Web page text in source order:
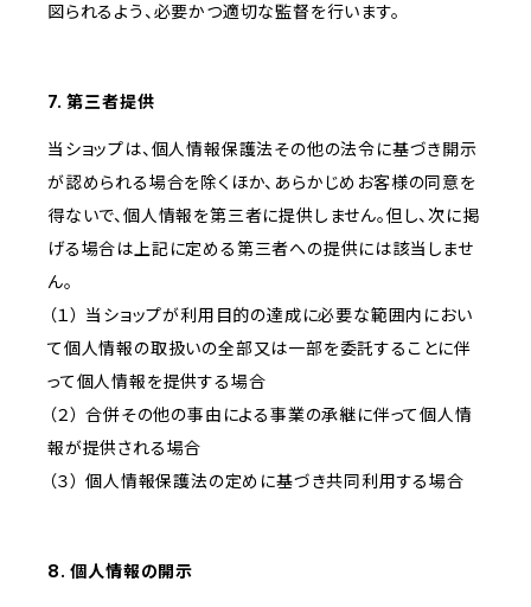
図られるよう、必要かつ適切な監督を行います。
7. 第三者提供
当ショップは、個人情報保護法その他の法令に基づき開示
が認められる場合を除くほか、あらかじめお客様の同意を
得ないで、個人情報を第三者に提供しません。但し、次に掲
げる場合は上記に定める第三者への提供には該当しませ
ん。
（１） 当ショップが利用目的の達成に必要な範囲内におい
て個人情報の取扱いの全部又は一部を委託することに伴
って個人情報を提供する場合
（２） 合併その他の事由による事業の承継に伴って個人情
報が提供される場合
（３） 個人情報保護法の定めに基づき共同利用する場合
8. 個人情報の開示